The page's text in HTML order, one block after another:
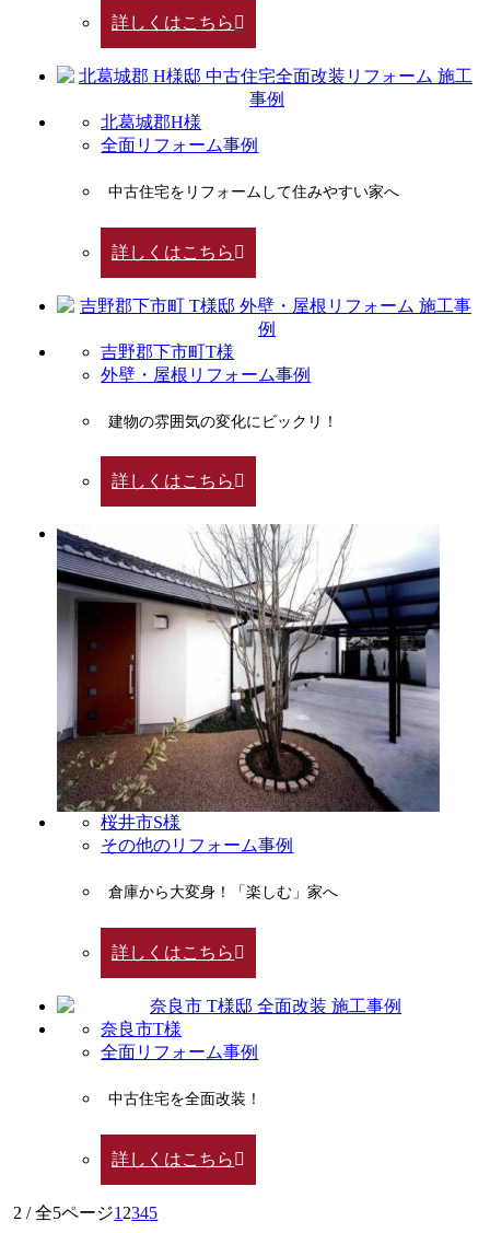
詳しくはこちら
北葛城郡H様
全面リフォーム事例
中古住宅をリフォームして住みやすい家へ
詳しくはこちら
吉野郡下市町T様
外壁・屋根リフォーム事例
建物の雰囲気の変化にビックリ！
詳しくはこちら
桜井市S様
その他のリフォーム事例
倉庫から大変身！「楽しむ」家へ
詳しくはこちら
奈良市T様
全面リフォーム事例
中古住宅を全面改装！
詳しくはこちら
2 / 全5ページ1 2345